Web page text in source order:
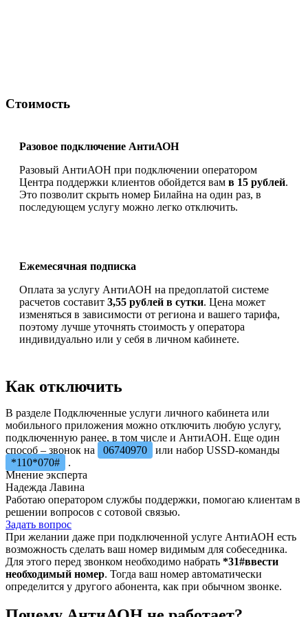
Стоимость
Разовое подключение АнтиАОН
Разовый АнтиАОН при подключении оператором
Центра поддержки клиентов обойдется вам в 15 рублей.
Это позволит скрыть номер Билайна на один раз, в
последующем услугу можно легко отключить.
Ежемесячная подписка
Оплата за услугу АнтиАОН на предоплатой системе
расчетов составит 3,55 рублей в сутки. Цена может
изменяться в зависимости от региона и вашего тарифа,
поэтому лучше уточнять стоимость у оператора
индивидуально или у себя в личном кабинете.
Как отключить
В разделе Подключенные услуги личного кабинета или
мобильного приложения можно отключить любую услугу,
подключенную ранее, в том числе и АнтиАОН. Еще один
способ – звонок на
06740970
или набор USSD-команды
*110*070#
.
Мнение эксперта
Надежда Лавина
Работаю оператором службы поддержки, помогаю клиентам в
решении вопросов с сотовой связью.
Задать вопрос
При желании даже при подключенной услуге АнтиАОН есть
возможность сделать ваш номер видимым для собеседника.
Для этого перед звонком необходимо набрать *31#ввести
необходимый номер. Тогда ваш номер автоматически
определится у другого абонента, как при обычном звонке.